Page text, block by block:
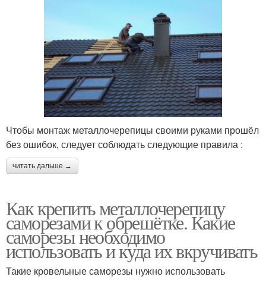
Чтобы монтаж металлочерепицы своими руками прошёл
без ошибок, следует соблюдать следующие правила :
читать дальше →
Как крепить металлочерепицу
саморезами к обрешётке. Какие
саморезы необходимо
использовать и куда их вкручивать
Такие кровельные саморезы нужно использовать